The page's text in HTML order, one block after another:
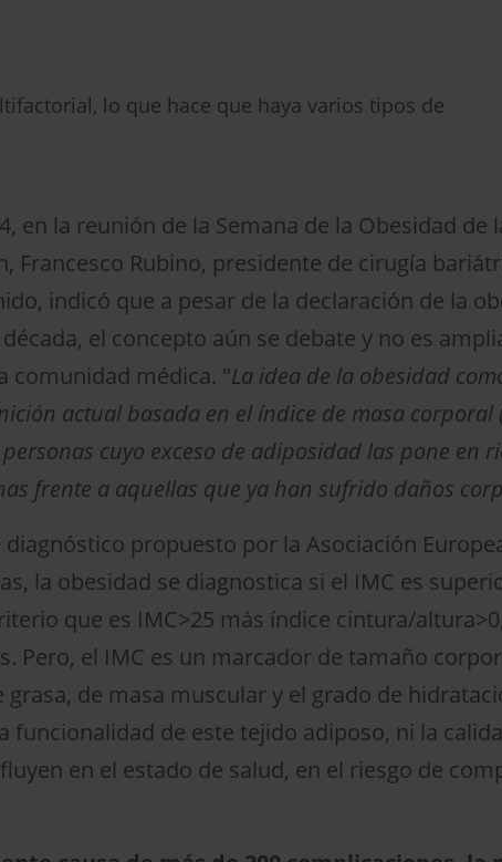
lo que hace que haya varios tipos de
en la reunión de la Semana de la Obesidad
Francesco Rubino, presidente de cirugía
indicó que a pesar de la declaración de la
el concepto aún se debate y no es
comunidad médica. "La idea de la obesidad
actual basada en el índice de masa
cuyo exceso de adiposidad las pone en
frente a aquellas que ya han sufrido daños
propuesto por la Asociación
la obesidad se diagnostica si el IMC es
que es IMC>25 más índice cintura/
Pero, el IMC es un marcador de tamaño
de masa muscular y el grado de
funcionalidad de este tejido adiposo, ni la
en el estado de salud, en el riesgo de